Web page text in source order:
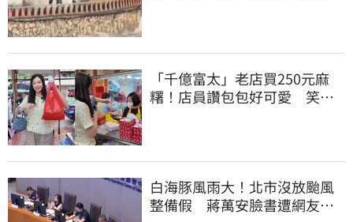
「千億富太」老店買250元麻
糬！店員讚包包好可愛 笑
白海豚風雨大！北市沒放颱風
整備假 蔣萬安臉書遭網友灌